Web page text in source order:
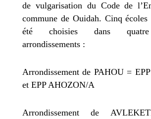
de vulgarisation du Code de
commune de Ouidah. Cinq
été choisies dans
arrondissements :
Arrondissement de PAHOU =
et EPP AHOZON/A
Arrondissement de